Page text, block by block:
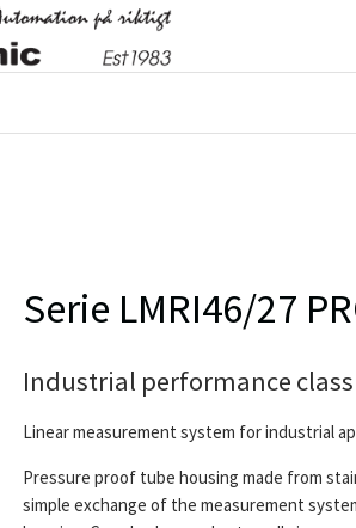
Serie LMRI46/27
Industrial performance class
Linear measurement system for industrial
Pressure proof tube housing made from
simple exchange of the measurement